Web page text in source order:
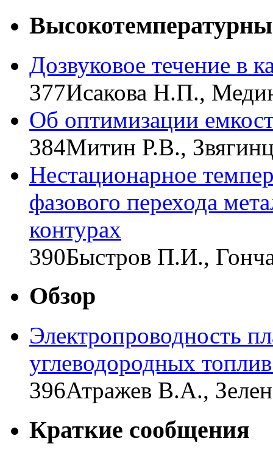
Дозвуковое течение в
377Исакова Н.П.,
Об оптимизации
384Митин Р.В.,
Нестационарное
фазового перехода
контурах
390Быстров П.И.,
Обзор
Электропроводность
углеводородных
396Атражев В.А.,
Краткие сообщения